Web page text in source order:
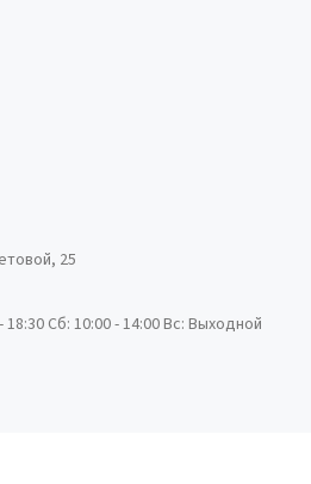
25
18:30 Сб: 10:00 - 14:00 Вс: Выходной